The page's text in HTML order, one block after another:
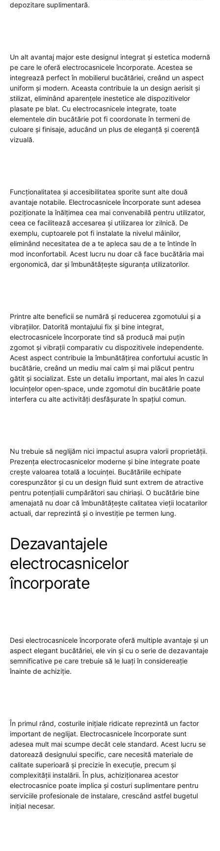
depozitare suplimentară.
Un alt avantaj major este designul integrat și estetica modernă
pe care le oferă electrocasnicele încorporate. Acestea se
integrează perfect în mobilierul bucătăriei, creând un aspect
uniform și modern. Aceasta contribuie la un design aerisit și
stilizat, eliminând aparențele inestetice ale dispozitivelor
plasate pe blat. Cu electrocasnicele integrate, toate
elementele din bucătărie pot fi coordonate în termeni de
culoare și finisaje, aducând un plus de eleganță și coerență
vizuală.
Funcționalitatea și accesibilitatea sporite sunt alte două
avantaje notabile. Electrocasnicele încorporate sunt adesea
poziționate la înălțimea cea mai convenabilă pentru utilizator,
ceea ce facilitează accesarea și utilizarea lor zilnică. De
exemplu, cuptoarele pot fi instalate la nivelul mâinilor,
eliminând necesitatea de a te apleca sau de a te întinde în
mod inconfortabil. Acest lucru nu doar că face bucătăria mai
ergonomică, dar și îmbunătățește siguranța utilizatorilor.
Printre alte beneficii se numără și reducerea zgomotului și a
vibrațiilor. Datorită montajului fix și bine integrat,
electrocasnicele încorporate tind să producă mai puțin
zgomot și vibrații comparativ cu dispozitivele independente.
Acest aspect contribuie la îmbunătățirea confortului acustic în
bucătărie, creând un mediu mai calm și mai plăcut pentru
gătit și socializat. Este un detaliu important, mai ales în cazul
locuințelor open-space, unde zgomotul din bucătărie poate
interfera cu alte activități desfășurate în spațiul comun.
Nu trebuie să neglijăm nici impactul asupra valorii proprietății.
Prezența electrocasnicelor moderne și bine integrate poate
crește valoarea totală a locuinței. Bucătăriile echipate
corespunzător și cu un design fluid sunt extrem de atractive
pentru potențialii cumpărători sau chiriași. O bucătărie bine
amenajată nu doar că îmbunătățește calitatea vieții locatarilor
actuali, dar reprezintă și o investiție pe termen lung.
Dezavantajele
electrocasnicelor
încorporate
Desi electrocasnicele încorporate oferă multiple avantaje și un
aspect elegant bucătăriei, ele vin și cu o serie de dezavantaje
semnificative pe care trebuie să le luați în considereație
înainte de achiziție.
În primul rând, costurile inițiale ridicate reprezintă un factor
important de neglijat. Electrocasnicele încorporate sunt
adesea mult mai scumpe decât cele standard. Acest lucru se
datorează designului specific, care necesită materiale de
calitate superioară și precizie în execuție, precum și
complexității instalării. În plus, achiziționarea acestor
electrocasnice poate implica și costuri suplimentare pentru
serviciile profesionale de instalare, crescând astfel bugetul
inițial necesar.